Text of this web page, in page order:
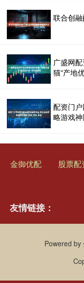
联合创
广盛网
猫“产地
配资门
略游戏
金御优配 股票配
友情链接：
Powered by